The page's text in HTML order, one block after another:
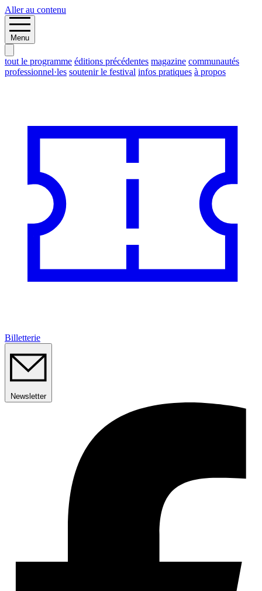
Aller au contenu
Menu
tout le programme éditions précédentes magazine communautés
professionnel·les soutenir le festival infos pratiques à propos
Billetterie
Newsletter